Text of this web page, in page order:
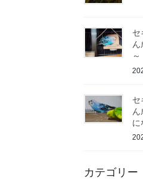
セ
～
セ
に
カテゴリー